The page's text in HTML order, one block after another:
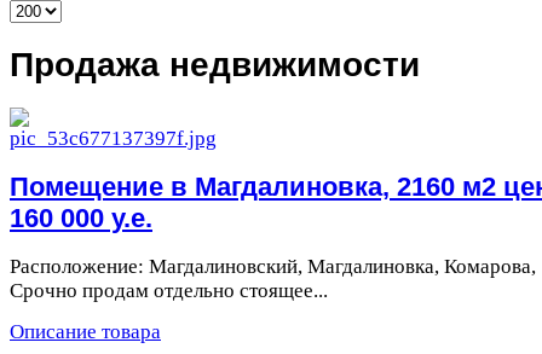
Продажа недвижимости
Помещение в Магдалиновка, 2160 м2
160 000 у.е.
Расположение: Магдалиновский, Магдалиновка, Комарова,
Срочно продам отдельно стоящее...
Описание товара